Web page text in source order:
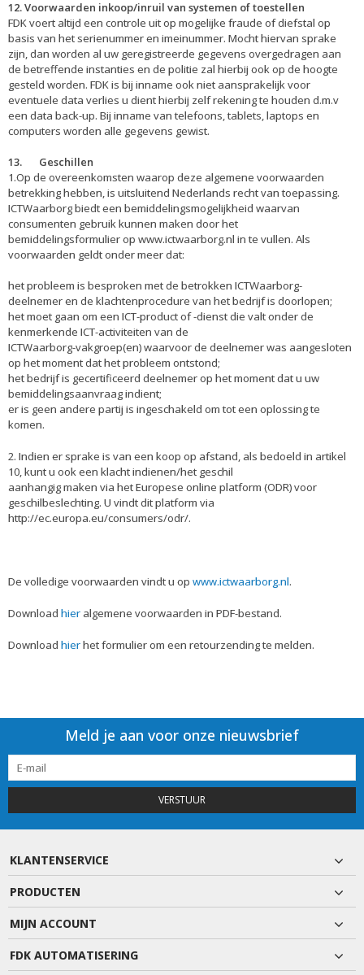
12. Voorwaarden inkoop/inruil van systemen of toestellen
FDK voert altijd een controle uit op mogelijke fraude of diefstal op
basis van het serienummer en imeinummer. Mocht hiervan sprake
zijn, dan worden al uw geregistreerde gegevens overgedragen aan
de betreffende instanties en de politie zal hierbij ook op de hoogte
gesteld worden. FDK is bij inname ook niet aansprakelijk voor
eventuele data verlies u dient hierbij zelf rekening te houden d.m.v
een data back-up. Bij inname van telefoons, tablets, laptops en
computers worden alle gegevens gewist.
13. Geschillen
1.Op de overeenkomsten waarop deze algemene voorwaarden
betrekking hebben, is uitsluitend Nederlands recht van toepassing.
ICTWaarborg biedt een bemiddelingsmogelijkheid waarvan
consumenten gebruik kunnen maken door het
bemiddelingsformulier op www.ictwaarborg.nl in te vullen. Als
voorwaarden geldt onder meer dat:
het probleem is besproken met de betrokken ICTWaarborg-
deelnemer en de klachtenprocedure van het bedrijf is doorlopen;
het moet gaan om een ICT-product of -dienst die valt onder de
kenmerkende ICT-activiteiten van de
ICTWaarborg-vakgroep(en) waarvoor de deelnemer was aangesloten
op het moment dat het probleem ontstond;
het bedrijf is gecertificeerd deelnemer op het moment dat u uw
bemiddelingsaanvraag indient;
er is geen andere partij is ingeschakeld om tot een oplossing te
komen.
2. Indien er sprake is van een koop op afstand, als bedoeld in artikel
10, kunt u ook een klacht indienen/het geschil
aanhangig maken via het Europese online platform (ODR) voor
geschilbeslechting. U vindt dit platform via
http://ec.europa.eu/consumers/odr/.
De volledige voorwaarden vindt u op www.ictwaarborg.nl.
Download hieralgemene voorwaarden in PDF-bestand.
Download hierhet formulier om een retourzending te melden.
Meld je aan voor onze nieuwsbrief
VERSTUUR
KLANTENSERVICE
PRODUCTEN
MIJN ACCOUNT
FDK AUTOMATISERING